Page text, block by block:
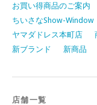
お買い得商品のご案内
ちいさなShow-Window
ヤマダドレス本町店
新ブランド
新商品
店舗一覧